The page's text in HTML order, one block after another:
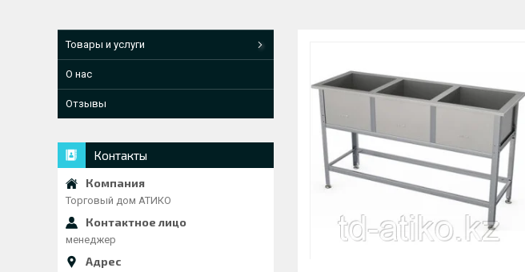
Товары и услуги
О нас
Отзывы
Контакты
Торговый дом АТИКО
менеджер